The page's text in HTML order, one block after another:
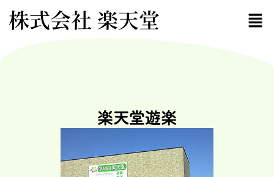
株式会社 楽天堂
楽天堂遊楽